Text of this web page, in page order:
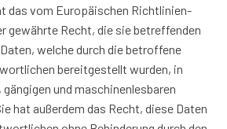
das vom Europäischen Richtlinien-
gewährte Recht, die sie betreffenden
welche durch die betroffene
bereitgestellt wurden, in
und maschinenlesbaren
hat außerdem das Recht, diese Daten